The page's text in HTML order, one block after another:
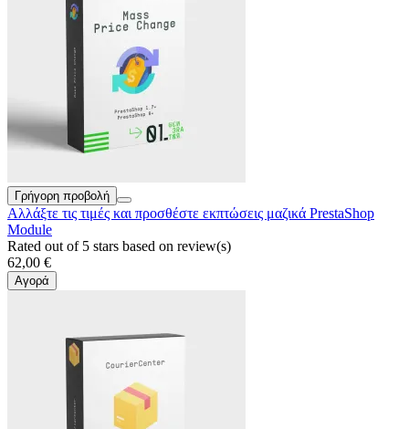
Γρήγορη προβολή
Αλλάξτε τις τιμές και προσθέστε εκπτώσεις μαζικά PrestaShop
Module
Rated out of 5 stars based on review(s)
62,00 €
Αγορά